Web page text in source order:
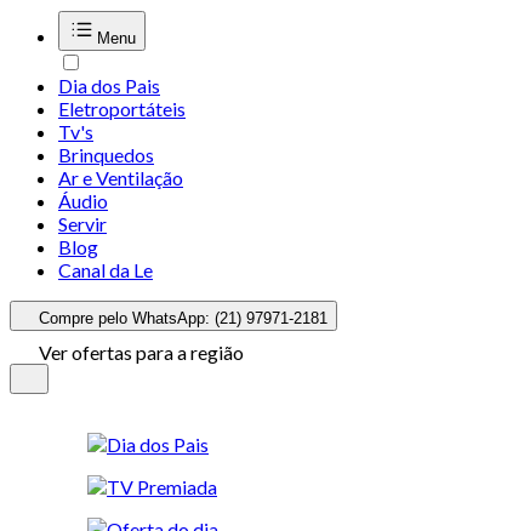
Menu
Dia dos Pais
Eletroportáteis
Tv's
Brinquedos
Ar e Ventilação
Áudio
Servir
Blog
Canal da Le
Compre pelo WhatsApp: (21) 97971-2181
Ver ofertas para a região